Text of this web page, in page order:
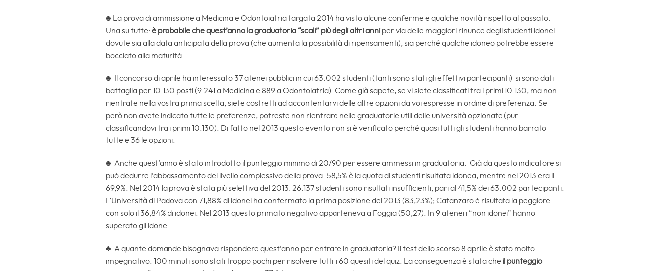
♣ La prova di ammissione a Medicina e Odontoiatria targata 2014 ha visto alcune conferme e qualche novità rispetto al passato.
Una su tutte: è probabile che quest’anno la graduatoria “scali” più degli altri anni per via delle maggiori rinunce degli studenti idonei
dovute sia alla data anticipata della prova (che aumenta la possibilità di ripensamenti), sia perché qualche idoneo potrebbe essere
bocciato alla maturità.
♣ Il concorso di aprile ha interessato 37 atenei pubblici in cui 63.002 studenti (tanti sono stati gli effettivi partecipanti) si sono dati
battaglia per 10.130 posti (9.241 a Medicina e 889 a Odontoiatria). Come già sapete, se vi siete classificati tra i primi 10.130, ma non
rientrate nella vostra prima scelta, siete costretti ad accontentarvi delle altre opzioni da voi espresse in ordine di preferenza. Se
però non avete indicato tutte le preferenze, potreste non rientrare nelle graduatorie utili delle università opzionate (pur
classificandovi tra i primi 10.130). Di fatto nel 2013 questo evento non si è verificato perché quasi tutti gli studenti hanno barrato
tutte e 36 le opzioni.
♣ Anche quest’anno è stato introdotto il punteggio minimo di 20/90 per essere ammessi in graduatoria. Già da questo indicatore si
può dedurre l’abbassamento del livello complessivo della prova. 58,5% è la quota di studenti risultata idonea, mentre nel 2013 era il
69,9%. Nel 2014 la prova è stata più selettiva del 2013: 26.137 studenti sono risultati insufficienti, pari al 41,5% dei 63.002 partecipanti.
L’Università di Padova con 71,88% di idonei ha confermato la prima posizione del 2013 (83,23%); Catanzaro è risultata la peggiore
con solo il 36,84% di idonei. Nel 2013 questo primato negativo apparteneva a Foggia (50,27). In 9 atenei i “non idonei” hanno
superato gli idonei.
♣ A quante domande bisognava rispondere quest’anno per entrare in graduatoria? Il test dello scorso 8 aprile è stato molto
impegnativo. 100 minuti sono stati troppo pochi per risolvere tutti i 60 quesiti del quiz. La conseguenza è stata che il punteggio